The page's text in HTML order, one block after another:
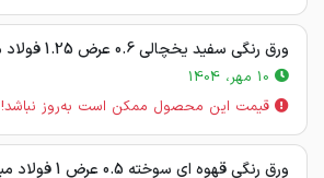
ورق رنگی سفید یخچالی 0.6 عرض 1.25 فولاد مبارکه
قیمت این محصول ممکن است به‌روز نباشد!
ورق رنگی قهوه ای سوخته 0.5 عرض 1 فولاد مبارکه